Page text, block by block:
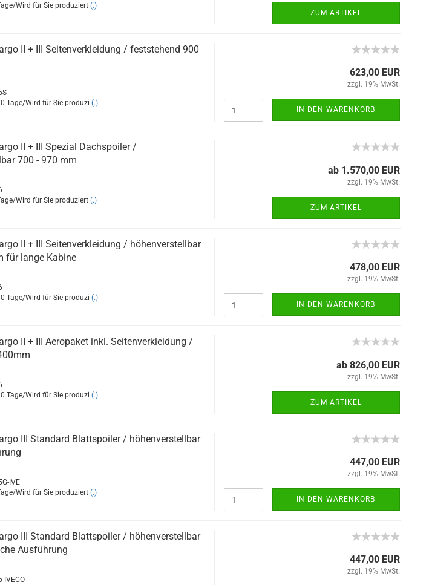
Wird für Sie produziert (.)
ZUM ARTIKEL
II + III Seitenverkleidung / feststehend 900
Tage/Wird für Sie produzi (.)
623,00 EUR
zzgl. 19% MwSt.
IN DEN WARENKORB
II + III Spezial Dachspoiler /
700 - 970 mm
Wird für Sie produziert (.)
ab 1.570,00 EUR
zzgl. 19% MwSt.
ZUM ARTIKEL
II + III Seitenverkleidung / höhenverstellbar
für lange Kabine
Tage/Wird für Sie produzi (.)
478,00 EUR
zzgl. 19% MwSt.
IN DEN WARENKORB
II + III Aeropaket inkl. Seitenverkleidung /
Tage/Wird für Sie produzi (.)
ab 826,00 EUR
zzgl. 19% MwSt.
ZUM ARTIKEL
III Standard Blattspoiler / höhenverstellbar
IVE
Wird für Sie produziert (.)
447,00 EUR
zzgl. 19% MwSt.
IN DEN WARENKORB
III Standard Blattspoiler / höhenverstellbar
Ausführung
IVECO
447,00 EUR
zzgl. 19% MwSt.